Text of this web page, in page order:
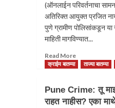
(ऑनलाईन परिवर्तनाचा
अतिरिक्त आयुक्त प्रजित
पुणे ग्रामीण पोलिसांकडून या
माहिती मागविण्यात...
Read MoreRead
more
नोकरीचे
आमिष
क्राईम बातम्या ताज्या बातम्या
Pune Crime: तू
राहत नाहीस? एका